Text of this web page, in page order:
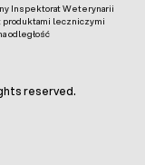
Inspektorat Weterynarii
produktami leczniczymi
odległość
reserved.